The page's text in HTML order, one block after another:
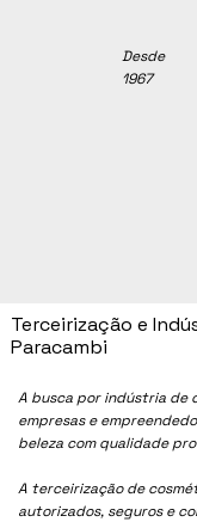
Desde
1967
A busca por indústria de
empresas e
beleza com qualidade
A terceirização de
autorizados, seguros e
Terceirização e
Paracambi